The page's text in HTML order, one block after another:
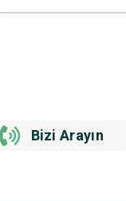
Bizi Arayın